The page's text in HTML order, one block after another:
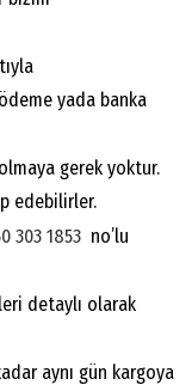
yada banka
gerek yoktur.
edebilirler.
303 1853 no’lu
detaylı olarak
aynı gün kargoya